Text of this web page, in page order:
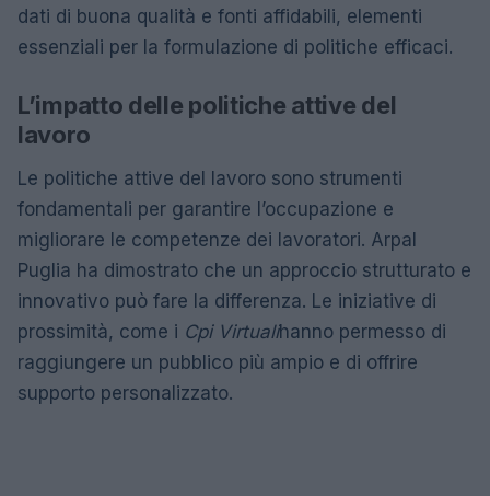
dati di buona qualità e fonti affidabili, elementi
essenziali per la formulazione di politiche efficaci.
L’impatto delle politiche attive del
lavoro
Le politiche attive del lavoro sono strumenti
fondamentali per garantire l’occupazione e
migliorare le competenze dei lavoratori. Arpal
Puglia ha dimostrato che un approccio strutturato e
innovativo può fare la differenza. Le iniziative di
prossimità, come i Cpi Virtualihanno permesso di
raggiungere un pubblico più ampio e di offrire
supporto personalizzato.